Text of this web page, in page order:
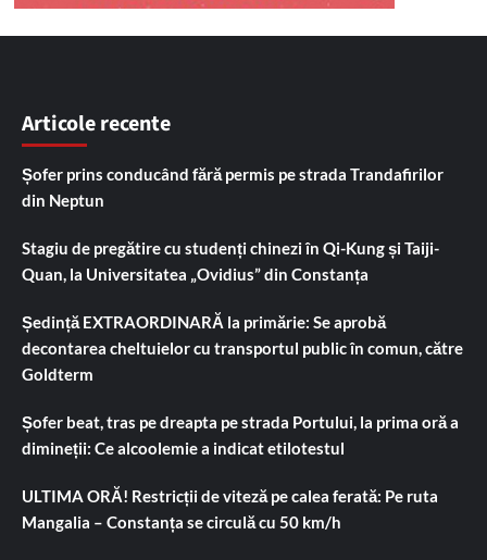
Articole recente
Șofer prins conducând fără permis pe strada Trandafirilor
din Neptun
Stagiu de pregătire cu studenți chinezi în Qi-Kung și Taiji-
Quan, la Universitatea „Ovidius” din Constanța
Ședință EXTRAORDINARĂ la primărie: Se aprobă
decontarea cheltuielor cu transportul public în comun, către
Goldterm
Șofer beat, tras pe dreapta pe strada Portului, la prima oră a
dimineții: Ce alcoolemie a indicat etilotestul
ULTIMA ORĂ! Restricții de viteză pe calea ferată: Pe ruta
Mangalia – Constanța se circulă cu 50 km/h